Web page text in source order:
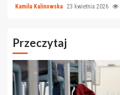
Kamila Kalinowska 23 kwietnia 2026
Przeczytaj